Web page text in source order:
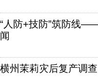
“人防+技防”筑防线
闻
横州茉莉灾后复产调